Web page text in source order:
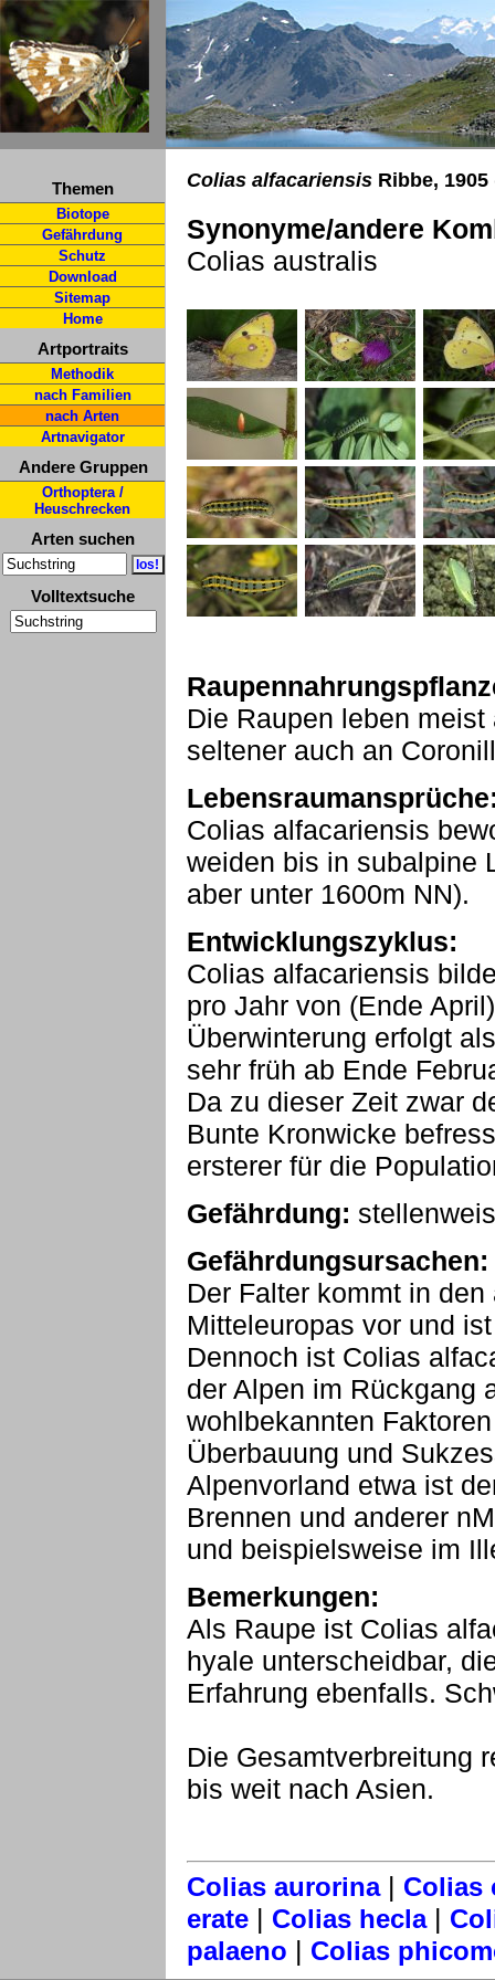
Themen
Biotope
Gefährdung
Schutz
Download
Sitemap
Home
Artportraits
Methodik
nach Familien
nach Arten
Artnavigator
Andere Gruppen
Orthoptera /
Heuschrecken
Arten suchen
Volltextsuche
Colias alfacariensis Ribbe,
Synonyme/andere
Colias australis
Die Raupen leben
seltener auch an
Colias alfacariensis
weiden bis in subalpine
aber unter 1600m NN).
Entwicklungszyklus:
Colias alfacariensis
pro Jahr von (Ende
Überwinterung erfolgt
sehr früh ab Ende
Da zu dieser Zeit zwar
Bunte Kronwicke
ersterer für die
Gefährdung:
Gefährdungsursachen:
Der Falter kommt in
Mitteleuropas vor und
Dennoch ist Colias
der Alpen im Rückgang
wohlbekannten
Überbauung und
Alpenvorland etwa ist
Brennen und anderer
und beispielsweise im
Bemerkungen:
Als Raupe ist Colias
hyale unterscheidbar,
Erfahrung ebenfalls.
Die Gesamtverbreitung
bis weit nach Asien.
Colias aurorina| Colias
erate | Colias hecla|
palaeno | Colias